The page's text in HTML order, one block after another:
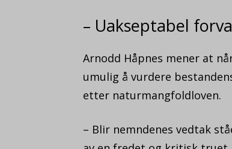
– Uakseptabel
Arnodd Håpnes mener at
umulig å vurdere
etter naturmangfoldloven.
– Blir nemndenes vedtak